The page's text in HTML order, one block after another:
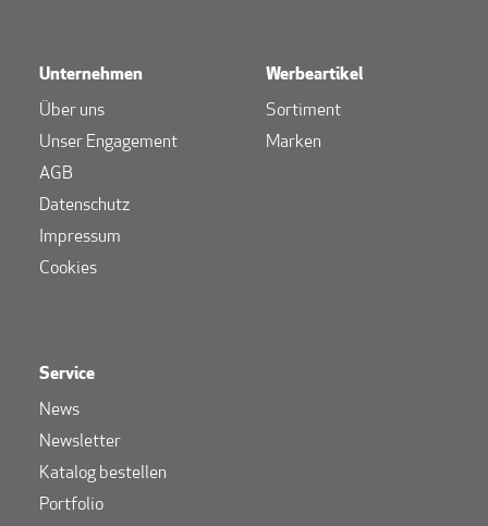
Unternehmen
Über uns
Unser Engagement
AGB
Datenschutz
Impressum
Cookies
Werbeartikel
Sortiment
Marken
Service
News
Newsletter
Katalog bestellen
Portfolio